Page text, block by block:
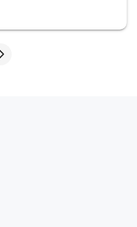
. Приветливый